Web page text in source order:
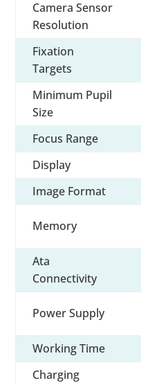
Camera Sensor
Resolution
Fixation
Targets
Minimum Pupil
Size
Focus Range
Display
Image Format
Memory
Ata
Connectivity
Power Supply
Working Time
Charging